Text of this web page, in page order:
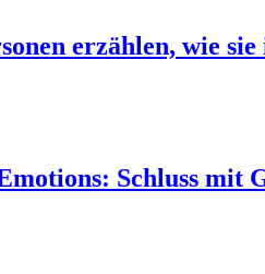
erzählen, wie
Schluss mit